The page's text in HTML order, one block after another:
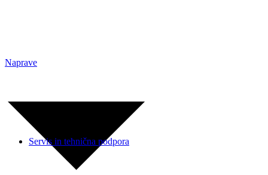
Naprave
Servis in tehnična podpora